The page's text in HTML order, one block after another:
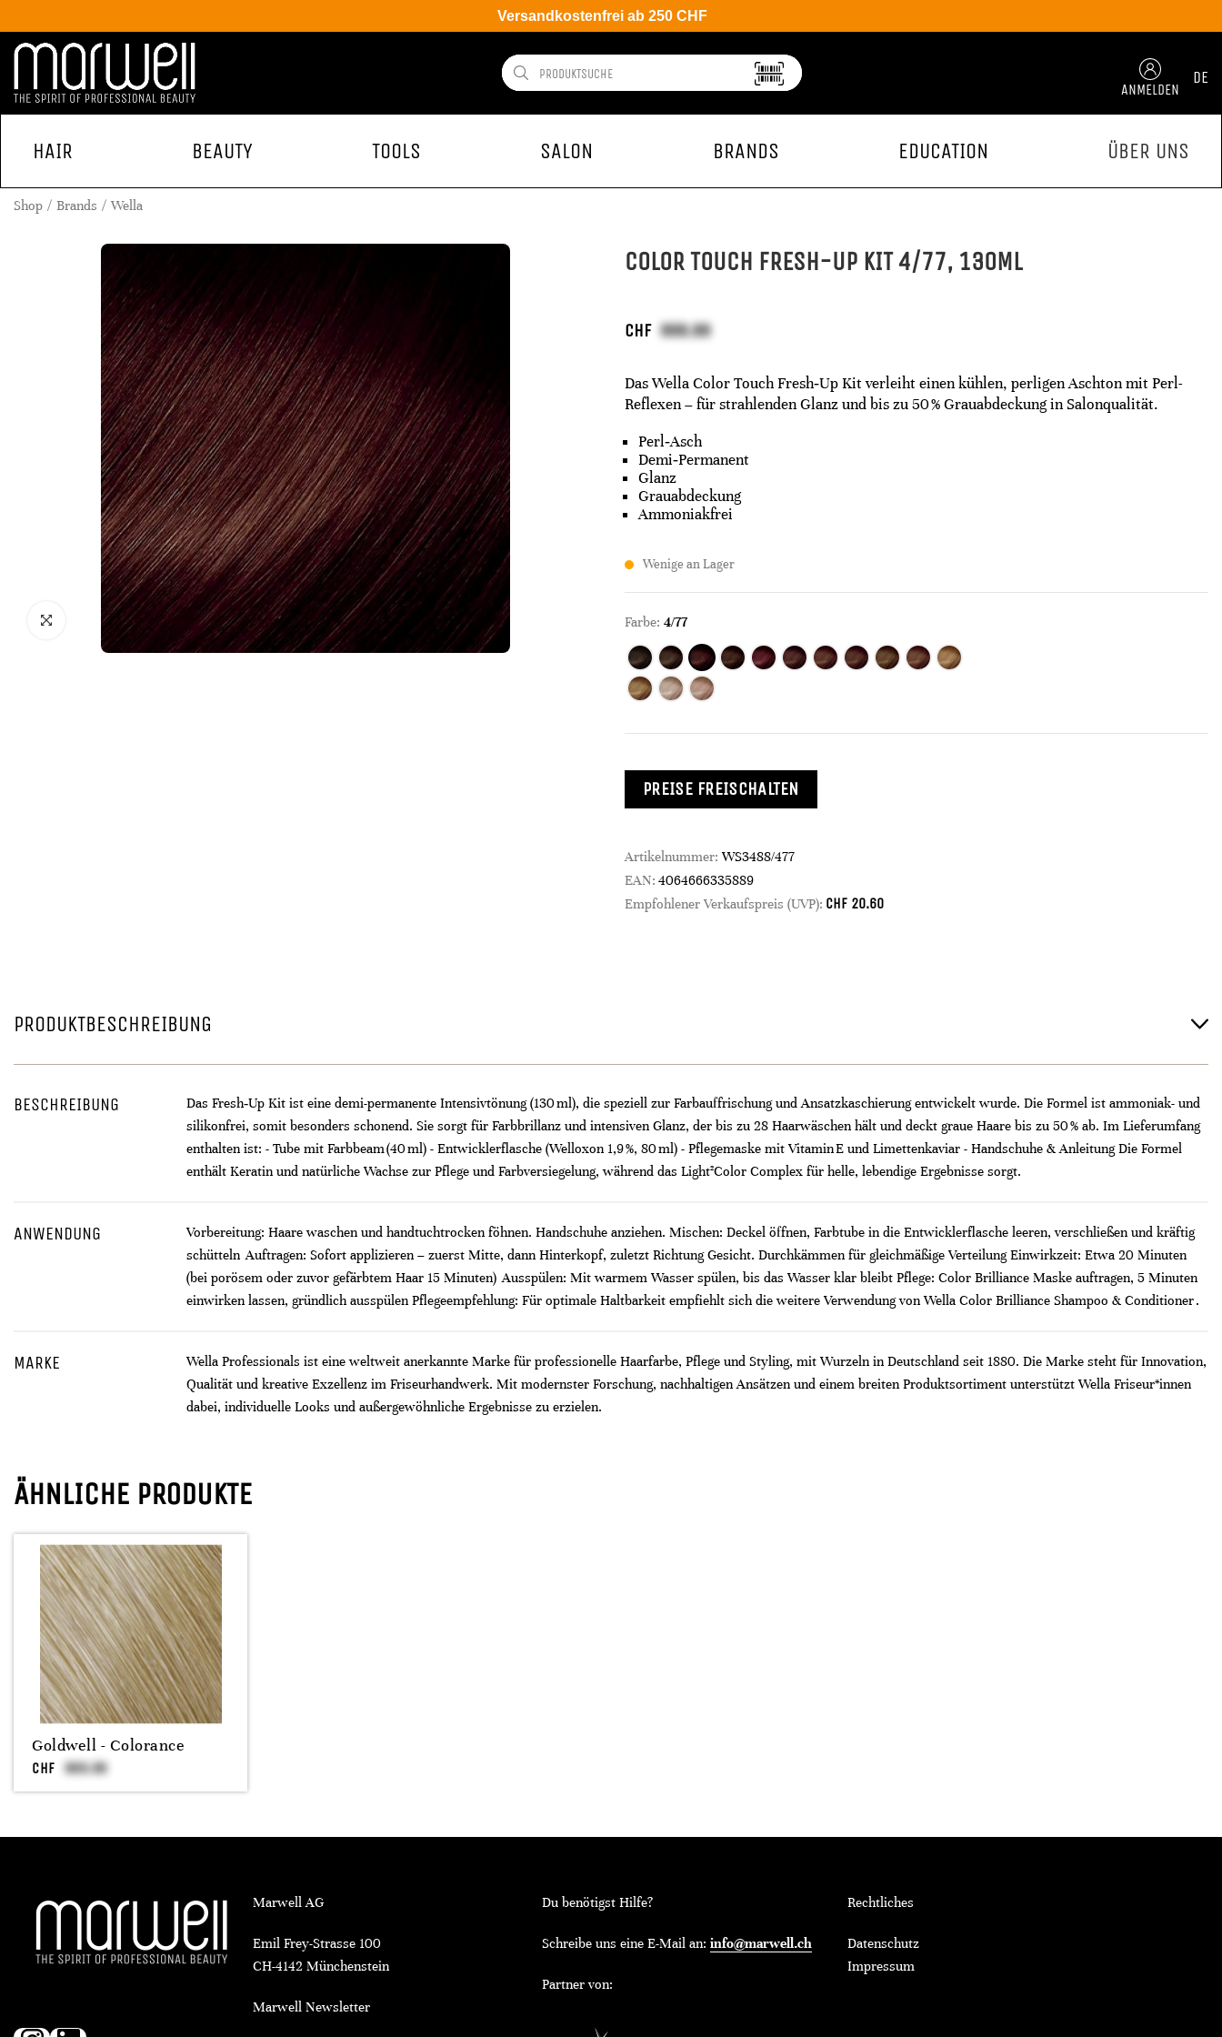
Versandkostenfrei ab 250 CHF
ANMELDEN
DE
HAIR BEAUTY TOOLS SALON BRANDS EDUCATION ÜBER UNS
Shop Brands Wella
COLOR TOUCH FRESH-UP KIT 4/77, 130ML
CHF
Das Wella Color Touch Fresh‑Up Kit verleiht einen kühlen, perligen Aschton mit Perl-
Reflexen – für strahlenden Glanz und bis zu 50 % Grauabdeckung in Salonqualität.
Perl‑Asch
Demi‑Permanent
Glanz
Grauabdeckung
Ammoniakfrei
Wenige an Lager
Farbe: 4/77
PREISE FREISCHALTEN
Artikelnummer: WS3488/477
EAN: 4064666335889
Empfohlener Verkaufspreis (UVP): CHF 20.60
PRODUKTBESCHREIBUNG
BESCHREIBUNG
Das Fresh‑Up Kit ist eine demi-permanente Intensivtönung (130 ml), die speziell zur Farbauffrischung und Ansatzkaschierung entwickelt wurde. Die Formel ist ammoniak- und
silikonfrei, somit besonders schonend. Sie sorgt für Farbbrillanz und intensiven Glanz, der bis zu 28 Haarwäschen hält und deckt graue Haare bis zu 50 % ab. Im Lieferumfang
enthalten ist: - Tube mit Farbbeam (40 ml) - Entwicklerflasche (Welloxon 1,9 %, 80 ml) - Pflegemaske mit Vitamin E und Limettenkaviar - Handschuhe & Anleitung Die Formel
enthält Keratin und natürliche Wachse zur Pflege und Farbversiegelung, während das Light²Color Complex für helle, lebendige Ergebnisse sorgt.
ANWENDUNG
Vorbereitung: Haare waschen und handtuchtrocken föhnen. Handschuhe anziehen. Mischen: Deckel öffnen, Farbtube in die Entwicklerflasche leeren, verschließen und kräftig
schütteln Auftragen: Sofort applizieren – zuerst Mitte, dann Hinterkopf, zuletzt Richtung Gesicht. Durchkämmen für gleichmäßige Verteilung Einwirkzeit: Etwa 20 Minuten
(bei porösem oder zuvor gefärbtem Haar 15 Minuten) Ausspülen: Mit warmem Wasser spülen, bis das Wasser klar bleibt Pflege: Color Brilliance Maske auftragen, 5 Minuten
einwirken lassen, gründlich ausspülen Pflegeempfehlung: Für optimale Haltbarkeit empfiehlt sich die weitere Verwendung von Wella Color Brilliance Shampoo & Conditioner .
MARKE
Wella Professionals ist eine weltweit anerkannte Marke für professionelle Haarfarbe, Pflege und Styling, mit Wurzeln in Deutschland seit 1880. Die Marke steht für Innovation,
Qualität und kreative Exzellenz im Friseurhandwerk. Mit modernster Forschung, nachhaltigen Ansätzen und einem breiten Produktsortiment unterstützt Wella Friseur*innen
dabei, individuelle Looks und außergewöhnliche Ergebnisse zu erzielen.
ÄHNLICHE PRODUKTE
Goldwell - Colorance
CHF
Marwell AG
Emil Frey-Strasse 100
CH-4142 Münchenstein
Marwell Newsletter
Du benötigst Hilfe?
Schreibe uns eine E-Mail an: info@marwell.ch
Partner von:
Rechtliches
Datenschutz
Impressum